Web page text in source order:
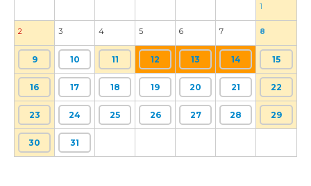
1
2 3 4 5 6 7 8
9 10 11 12 13 14 15
16 17 18 19 20 21 22
23 24 25 26 27 28 29
30 31